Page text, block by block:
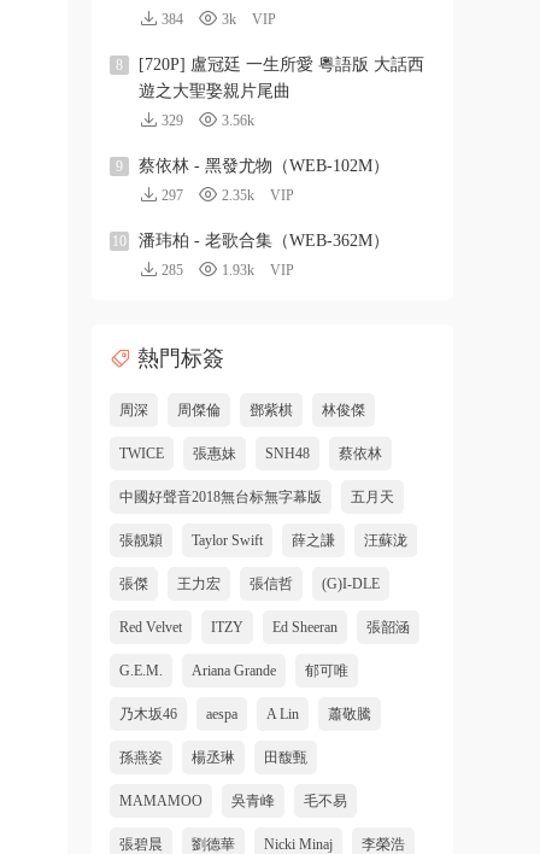
384 3k VIP
8
[720P] 盧冠廷 一生所愛 粵語版 大話西
遊之大聖娶親片尾曲
329 3.56k
9 蔡依林 - 黑發尤物（WEB-102M）
297 2.35k VIP
10 潘玮柏 - 老歌合集（WEB-362M）
285 1.93k VIP
熱門标簽
周深 周傑倫 鄧紫棋 林俊傑
TWICE 張惠妹 SNH48 蔡依林
中國好聲音2018無台标無字幕版 五月天
張靓穎 Taylor Swift 薛之謙 汪蘇泷
張傑 王力宏 張信哲 (G)I-DLE
Red Velvet ITZY Ed Sheeran 張韶涵
G.E.M. Ariana Grande 郁可唯
乃木坂46 aespa A Lin 蕭敬騰
孫燕姿 楊丞琳 田馥甄
MAMAMOO 吳青峰 毛不易
張碧晨 劉德華 Nicki Minaj 李榮浩